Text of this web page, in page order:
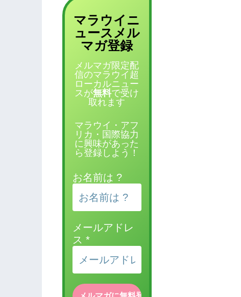
マラウイニ
ュース メル
マガ登録
メルマガ限定配
信のマラウイ超
ローカルニュー
スが無料で受け
取れます
マラウイ・アフ
リカ・国際協力
に興味があった
ら登録しよう！
お名前は ?
メールアドレ
ス *